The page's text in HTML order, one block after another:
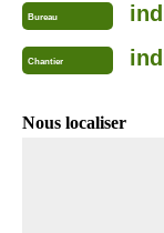
Bureau
Chantier
Nous localiser